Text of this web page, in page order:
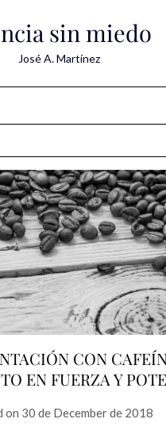
sin miedo
José A. Martínez
CON
EN FUERZA Y
on 30 de December de 2018